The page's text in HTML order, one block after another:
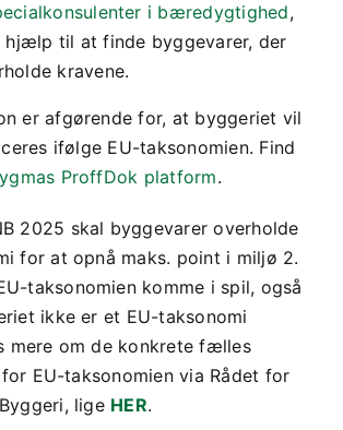
i bæredygtighed,
til at finde byggevarer, der
kravene.
er afgørende for, at byggeriet vil
ifølge EU-taksonomien. Find
ProffDok platform.
2025 skal byggevarer overholde
for at opnå maks. point i miljø 2.
taksonomien komme i spil, også
ikke er et EU-taksonomi
mere om de konkrete fælles
EU-taksonomien via Rådet for
lige HER.